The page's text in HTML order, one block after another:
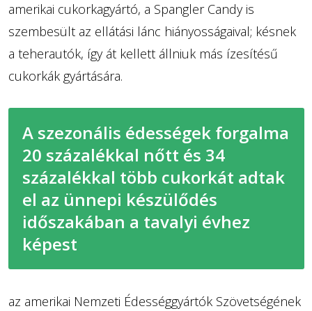
amerikai cukorkagyártó, a Spangler Candy is
szembesült az ellátási lánc hiányosságaival; késnek
a teherautók, így át kellett állniuk más ízesítésű
cukorkák gyártására.
A szezonális édességek forgalma
20 százalékkal nőtt és 34
százalékkal több cukorkát adtak
el az ünnepi készülődés
időszakában a tavalyi évhez
képest
az amerikai Nemzeti Édességgyártók Szövetségének